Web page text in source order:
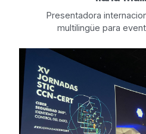
Presentadora
multilingüe para